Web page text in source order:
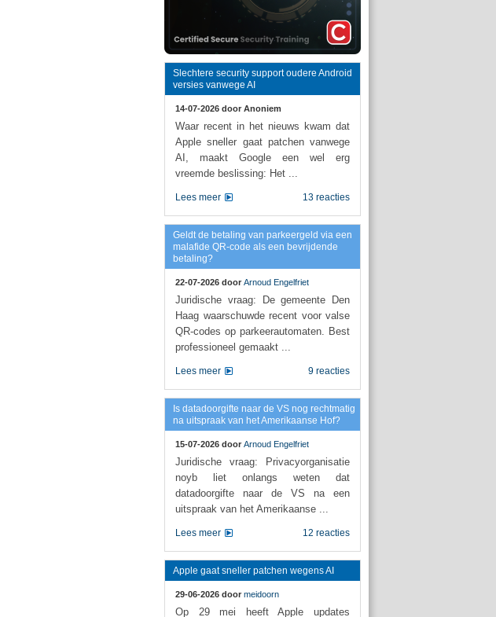
Slechtere security support oudere Android
versies vanwege AI
14-07-2026 door Anoniem
Waar recent in het nieuws kwam dat
Apple sneller gaat patchen vanwege
AI, maakt Google een wel erg
vreemde beslissing: Het ...
13 reacties
Lees meer
Geldt de betaling van parkeergeld via een
malafide QR-code als een bevrijdende
betaling?
22-07-2026 door Arnoud Engelfriet
Juridische vraag: De gemeente Den
Haag waarschuwde recent voor valse
QR-codes op parkeerautomaten. Best
professioneel gemaakt ...
9 reacties
Lees meer
Is datadoorgifte naar de VS nog rechtmatig
na uitspraak van het Amerikaanse Hof?
15-07-2026 door Arnoud Engelfriet
Juridische vraag: Privacyorganisatie
noyb liet onlangs weten dat
datadoorgifte naar de VS na een
uitspraak van het Amerikaanse ...
12 reacties
Lees meer
Apple gaat sneller patchen wegens AI
29-06-2026 door meidoorn
Op 29 mei heeft Apple updates